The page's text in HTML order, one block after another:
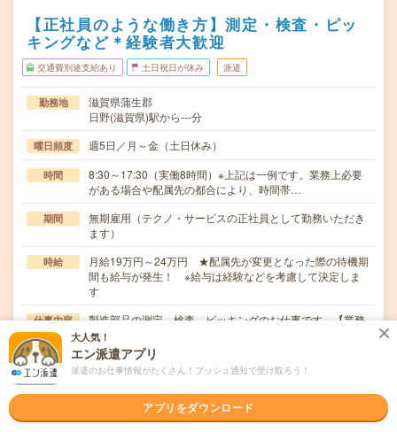
【正社員のような働き方】測定・検査・ピッ
キングなど＊経験者大歓迎
交通費別途支給あり 土日祝日が休み 派遣
勤務地
滋賀県蒲生郡
日野(滋賀県)駅から---分
曜日頻度 週5日／月～金（土日休み）
時間
8:30～17:30（実働8時間）※上記は一例です。業務上必要
がある場合や配属先の都合により、時間帯…
期間
無期雇用（テクノ・サービスの正社員として勤務いただき
ます）
時給
月給19万円～24万円 ★配属先が変更となった際の待機期
間も給与が発生！ ※給与は経験などを考慮して決定しま
す
仕事内容
製造部品の測定、検査、ピッキングのお仕事です。【業務
内容】・圧縮測定機を使用しての製品の強度測定・製…
応募資格
ブランクOK / パソコンスキル不要 / 英語力不要
製造業務のご経験〇年数不問（数か月でもOK）〇ブランク
OK〇現在フリーター歓迎〇履歴書不要で応募OK…
大人気！
エン派遣アプリ
派遣のお仕事情報がたくさん！プッシュ通知で受け取ろう！
アプリをダウンロード